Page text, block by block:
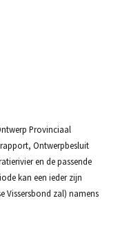
Provinciaal
Ontwerpbesluit
en de passende
kan een ieder zijn
Vissersbond zal) namens